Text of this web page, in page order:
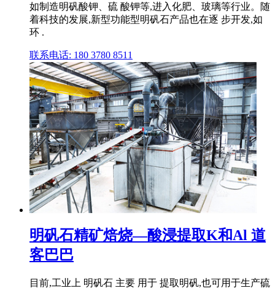
如制造明矾酸钾、硫 酸钾等,进入化肥、玻璃等行业。随
着科技的发展,新型功能型明矾石产品也在逐 步开发,如
环 .
联系电话: 180 3780 8511
明矾石精矿焙烧—酸浸提取K和Al 道
客巴巴
目前,工业上 明矾石 主要 用于 提取明矾,也可用于生产硫